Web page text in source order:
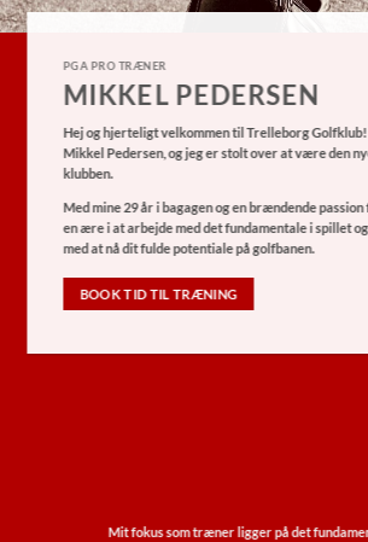
PGA PRO TRÆNER
MIKKEL PEDERSEN
Hej og hjerteligt velkommen til Trelleborg
Mikkel Pedersen, og jeg er stolt over at være den
klubben.
Med mine 29 år i bagagen og en brændende
en ære i at arbejde med det fundamentale i spillet
med at nå dit fulde potentiale på golfbanen.
BOOK TID TIL TRÆNING
Mit fokus som træner ligger på det